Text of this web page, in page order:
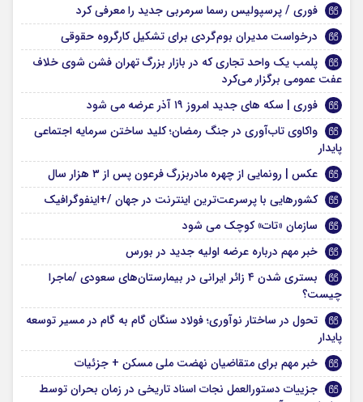
فوری / پرسپولیس رسما سرمربی جدید را معرفی کرد
درخواست مدیران بوم‌گردی برای تشکیل کارگروه حقوقی
پلمب یک واحد تجاری که در بازار بزرگ تهران فشن شوی خلاف
عفت عمومی برگزار می‌کرد
فوری | سکه های جدید امروز ۱۹ آذر عرضه می شود
واکاوی تاب‌آوری در جنگ رمضان؛ کلید ساختن سرمایه اجتماعی
پایدار
عکس | رونمایی از چهره مادربزرگ فرعون پس از ۳ هزار سال
کشورهایی با پرسرعت‌ترین اینترنت‌ در جهان /+اینفوگرافیک
سازمان «تات» کوچک می شود
خبر مهم درباره عرضه اولیه جدید در بورس
بستری شدن ۴ زائر ایرانی در بیمارستان‌های سعودی /ماجرا
چیست؟
تحول در ساختار نوآوری؛ فولاد سنگان گام به گام در مسیر توسعه
پایدار
خبر مهم برای متقاضیان نهضت ملی مسکن + جزئیات
جزییات دستورالعمل نجات اسناد تاریخی در زمان بحران توسط